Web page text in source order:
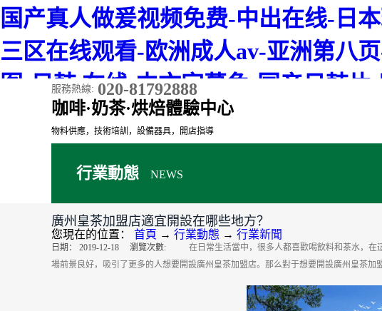
国产真人做爰视频免费-中出在线-日
三区在线观看-欧洲成人av-亚洲第八
图-日韩 在线-中文字幕免-国产日韩片-
服務熱線: 020-81792888
咖啡·奶茶·烘焙體驗中心
物料供應，技術培訓，設備器具，開店指導
行業動態 NEWS
您現在的位置： 首頁 → 行業動態 → 行業新聞
廣州皇茶加盟店適宜開設在哪些地方？
日期： 2019-12-18 瀏覽次數:
在日常生活當中，很多人都喜歡喝飲料和茶水，
場前景良好，吸引了更多的人想要開設廣州皇茶加盟店。那么對于想要開設廣州皇茶加